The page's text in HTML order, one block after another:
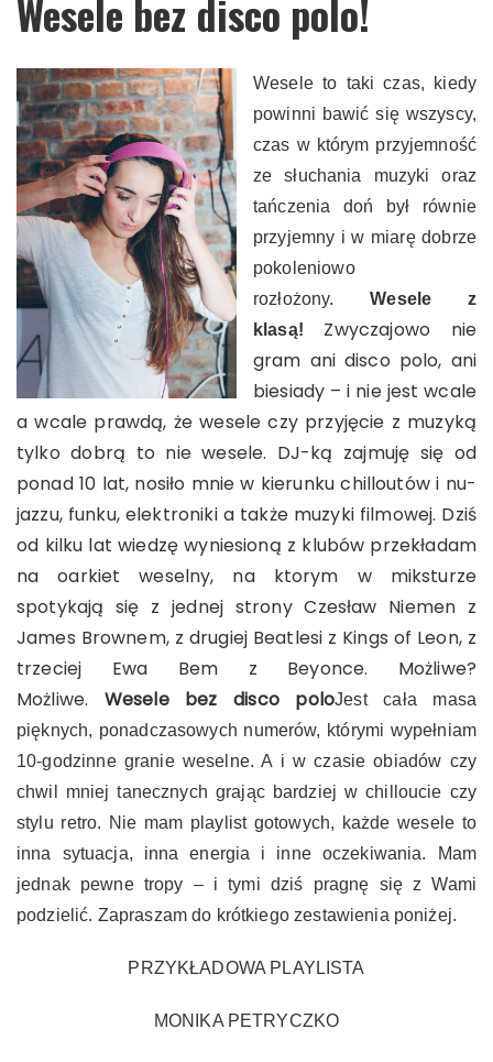
Wesele bez disco polo!
Wesele to taki czas, kiedy
powinni bawić się wszyscy,
czas w którym przyjemność
ze słuchania muzyki oraz
tańczenia doń był równie
przyjemny i w miarę dobrze
pokoleniowo
rozłożony.Wesele z
klasą! Zwyczajowo nie
gram ani disco polo, ani
biesiady – i nie jest wcale
a wcale prawdą, że wesele czy przyjęcie z muzyką
tylko dobrą to nie wesele. DJ-ką zajmuję się od
ponad 10 lat, nosiło mnie w kierunku chilloutów i nu-
jazzu, funku, elektroniki a także muzyki filmowej. Dziś
od kilku lat wiedzę wyniesioną z klubów przekładam
na oarkiet weselny, na ktorym w miksturze
spotykają się z jednej strony Czesław Niemen z
James Brownem, z drugiej Beatlesi z Kings of Leon, z
trzeciej Ewa Bem z Beyonce. Możliwe?
Możliwe. Wesele bez disco poloJest cała masa
pięknych, ponadczasowych numerów, którymi wypełniam
10-godzinne granie weselne. A i w czasie obiadów czy
chwil mniej tanecznych grając bardziej w chilloucie czy
stylu retro. Nie mam playlist gotowych, każde wesele to
inna sytuacja, inna energia i inne oczekiwania. Mam
jednak pewne tropy – i tymi dziś pragnę się z Wami
podzielić. Zapraszam do krótkiego zestawienia poniżej.
PRZYKŁADOWA PLAYLISTA
MONIKA PETRYCZKO